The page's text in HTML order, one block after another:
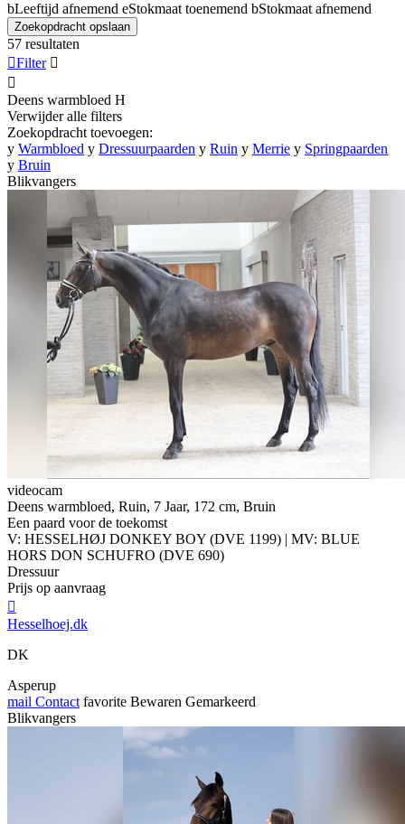
bLeeftijd afnemend eStokmaat toenemend bStokmaat afnemend
Zoekopdracht opslaan
57 resultaten
Filter 

Deens warmbloed H
Verwijder alle filters
Zoekopdracht toevoegen:
y Warmbloed y Dressuurpaarden y Ruin y Merrie y Springpaarden
y Bruin
Blikvangers
videocam
Deens warmbloed, Ruin, 7 Jaar, 172 cm, Bruin
Een paard voor de toekomst
V: HESSELHØJ DONKEY BOY (DVE 1199) | MV: BLUE
HORS DON SCHUFRO (DVE 690)
Dressuur
Prijs op aanvraag

Hesselhoej.dk
DK
Asperup
mail Contact favorite Bewaren Gemarkeerd
Blikvangers